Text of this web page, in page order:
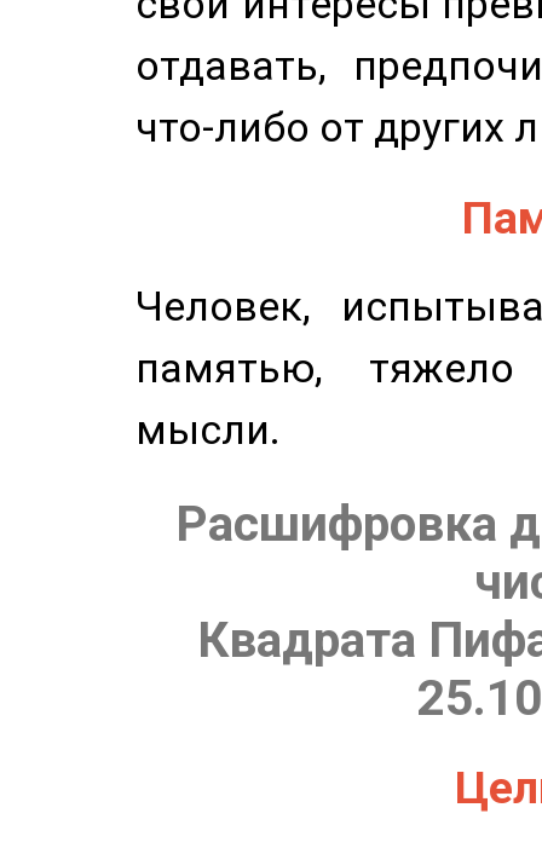
отдавать,
что-либо от других
Человек,
памятью,
мысли.
Расшифровка
Квадрата